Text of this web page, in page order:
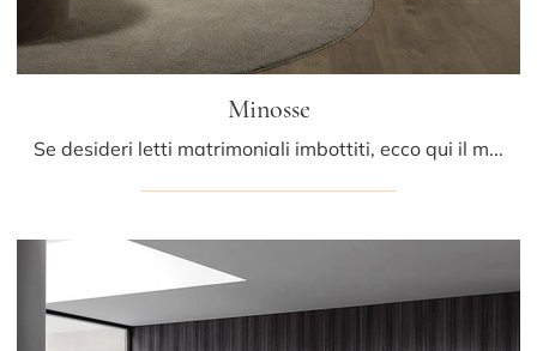
Minosse
Se desideri letti matrimoniali imbottiti, ecco qui il modello Minosse in pelle per completare la camera da letto.